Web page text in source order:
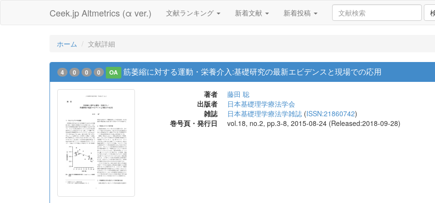
Ceek.jp Altmetrics (α ver.) 文献ランキング 新着文献 新着投稿
ホーム 文献詳細
4 0 0 0 OA 筋萎縮に対する運動・栄養介入:基礎研究の最新エビデンスと現場での応用
著者
藤田 聡
出版者
日本基礎理学療法学会
雑誌
日本基礎理学療法学雑誌 (ISSN:21860742)
巻号頁・発行日
vol.18, no.2, pp.3-8, 2015-08-24 (Released:2018-09-28)